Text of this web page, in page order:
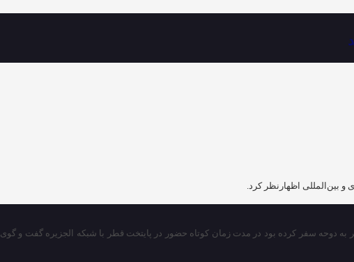
بین‌المللی اظهارنظر کرد.
به دوحه سفر کرده بود در مدت زمان کوتاه حضور در پایتخت قطر با شبکه الجزیره گفت و گوی